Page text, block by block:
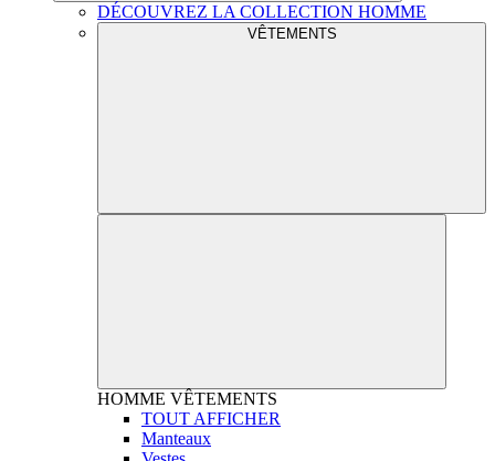
DÉCOUVREZ LA COLLECTION HOMME
VÊTEMENTS
HOMME VÊTEMENTS
TOUT AFFICHER
Manteaux